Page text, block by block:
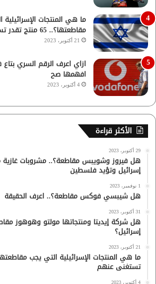
ما هي المنتجات
مقاطعتها؟.. 65 منتج تقدر تستغنى عنهم
21 أكتوبر، 2023
ازاي اعرف الرقم السري
افهمها صح
4 أكتوبر، 2023
الأكثر قراءة
29 أكتوبر، 2023
هل فيروز وشويبس مقاطعة؟.. مشروبات غازية
إسرائيل وتؤيد فلسطين
1 نوفمبر، 2023
هل شيبسي فوكس مقاطعة؟.. اعرف الحقيقة
31 أكتوبر، 2023
هل شركة إيديتا ومنتجاتها مولتو وهوهوز
إسرائيل؟
21 أكتوبر، 2023
تستغنى عنهم
4 أكتوبر، 2023